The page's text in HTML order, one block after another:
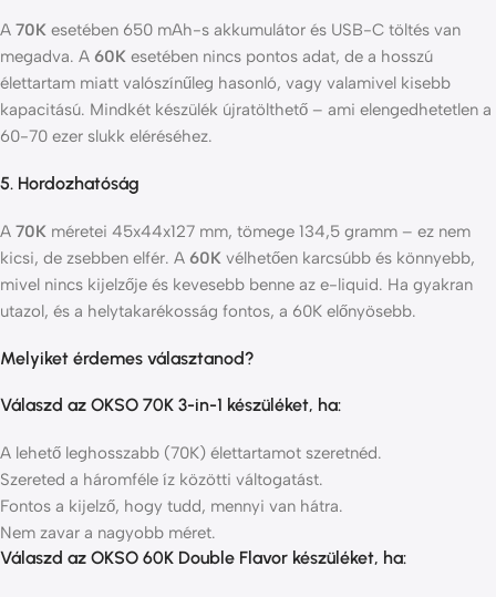
A 70K esetében 650 mAh-s akkumulátor és USB-C töltés van
megadva. A 60K esetében nincs pontos adat, de a hosszú
élettartam miatt valószínűleg hasonló, vagy valamivel kisebb
kapacitású. Mindkét készülék újratölthető – ami elengedhetetlen a
60-70 ezer slukk eléréséhez.
5. Hordozhatóság
A 70K méretei 45x44x127 mm, tömege 134,5 gramm – ez nem
kicsi, de zsebben elfér. A 60K vélhetően karcsúbb és könnyebb,
mivel nincs kijelzője és kevesebb benne az e-liquid. Ha gyakran
utazol, és a helytakarékosság fontos, a 60K előnyösebb.
Melyiket érdemes választanod?
Válaszd az OKSO 70K 3-in-1 készüléket, ha:
A lehető leghosszabb (70K) élettartamot szeretnéd.
Szereted a háromféle íz közötti váltogatást.
Fontos a kijelző, hogy tudd, mennyi van hátra.
Nem zavar a nagyobb méret.
Válaszd az OKSO 60K Double Flavor készüléket, ha: